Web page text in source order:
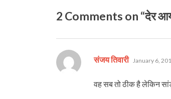
2 Comments on “देर
संजय तिवारी says:
January 6,
वह सब तो ठीक है लेकिन